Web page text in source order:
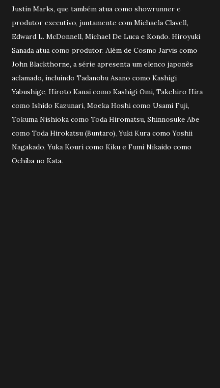
Justin Marks, que também atua como showrunner e
produtor executivo, juntamente com Michaela Clavell,
Edward L. McDonnell, Michael De Luca e Kondo. Hiroyuki
Sanada atua como produtor. Além de Cosmo Jarvis como
John Blackthorne, a série apresenta um elenco japonês
aclamado, incluindo Tadanobu Asano como Kashigi
Yabushige, Hiroto Kanai como Kashigi Omi, Takehiro Hira
como Ishido Kazunari, Moeka Hoshi como Usami Fuji,
Tokuma Nishioka como Toda Hiromatsu, Shinnosuke Abe
como Toda Hirokatsu (Buntaro), Yuki Kura como Yoshii
Nagakado, Yuka Kouri como Kiku e Fumi Nikaido como
Ochiba no Kata.